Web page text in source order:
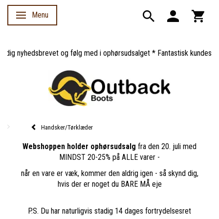
Skifte navigation
Menu
nyhedsbrevet og følg med i ophørsudsalget * Fantastisk
Handsker/Tørklæder
Webshoppen holder ophørsudsalg fra den 20. juli med
MINDST 20-25% på ALLE varer -
når en vare er væk, kommer den aldrig igen - så skynd dig,
hvis der er noget du BARE MÅ eje
P.S. Du har naturligvis stadig 14 dages fortrydelsesret